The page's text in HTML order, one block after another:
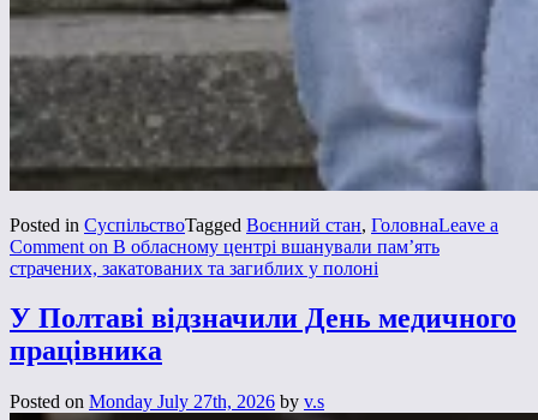
Posted in СуспільствоTagged Воєнний стан, ГоловнаLeave a
Comment on В обласному центрі вшанували пам’ять
страчених, закатованих та загиблих у полоні
У Полтаві відзначили День медичного
працівника
Posted on Monday July 27th, 2026 by v.s